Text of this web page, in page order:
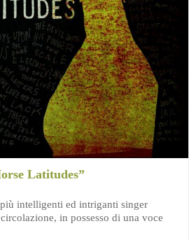
Latitudes”
intelligenti ed intriganti singer
in possesso di una voce